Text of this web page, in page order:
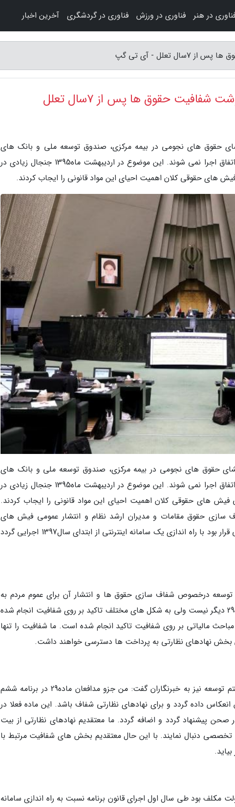
از ماجرای افشای حقوق های نجومی در بیمه مرکزی، صندوق توسعه ملی و بانک های
دولتی، قوانین مصوب برای جلوگیری از تکرار این اتفاق اجرا نمی شوند. این موضوع در اردیبهشت ماه1395 جنجال زیادی در
های حقوقی کلان اهمیت احیای این مواد قانونی را ایجاب کردند.
پس از ماجرای افشای حقوق های نجومی در بیمه مرکزی، صندوق توسعه ملی و بانک های
دولتی، قوانین مصوب برای جلوگیری از تکرار این اتفاق اجرا نمی شوند. این موضوع در اردیبهشت ماه1395 جنجال زیادی در
فیش های حقوقی کلان اهمیت احیای این مواد قانونی را ایجاب کردند.
توسعه(1401-1396) برای شفاف سازی حقوق مقامات و مدیران ارشد نظام و انتشار عمومی فیش های
حقوقی آنان یکی از این قوانین بود. این بند قانونی قرار بود با راه اندازی یک سامانه اینترنتی از ابتدای سال1397 اجرایی گردد
سرنوشت ماده29 برنامه ششم توسعه درخصوص شفاف سازی حقوق ها و انتشار آن برای عموم مردم به
خبرنگاران گفت: مواد کاملا تغییر نموده است. ماده29 دیگر نیست ولی به شکل های مختلف تاکید بر روی شفافیت انجام شده
مالیاتی بر روی شفافیت تاکید انجام شده است. ما شفافیت را تنها
بخش نهادهای نظارتی به پرداخت ها دسترسی خواهند داشت.
محمد خدابخشی عضو کمیسیون تلفیق برنامه هفتم توسعه نیز به خبرنگاران گفت: من جزو مدافعان ماده29 در برنامه ششم
داده گردد و برای نهادهای نظارتی شفاف باشد. این ماده فعلا در
صحن پیشنهاد گردد و اضافه گردد. ما معتقدیم نهادهای نظارتی از بیت
تخصصی دنبال نمایند. با این حال معتقدیم بخش های شفافیت مرتبط با
ماده29 برنامه ششم توسعه(1401-1396) دولت مکلف بود طی سال اول اجرای قانون برنامه نسبت به راه اندازی سامانه
در هنر فناوری در ورزش فناوری در گردشگری آخرین اخبار